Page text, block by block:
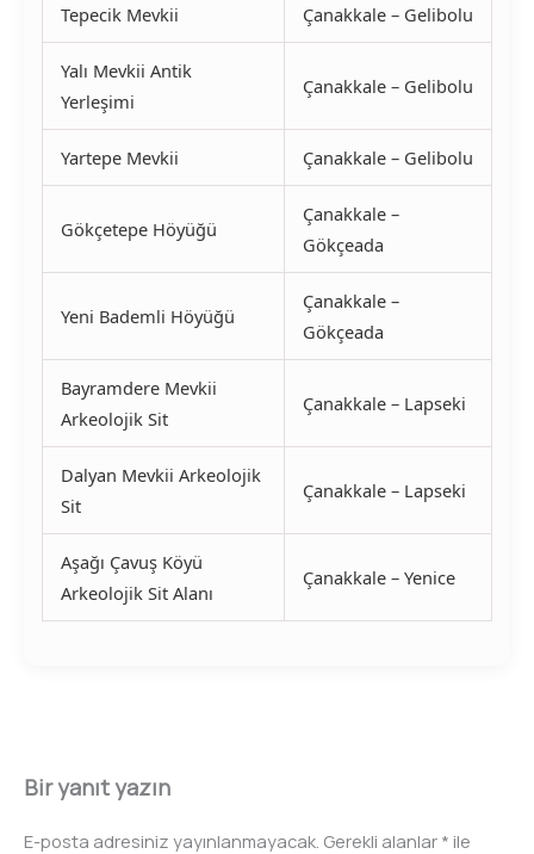
Tepecik Mevkii Çanakkale – Gelibolu
Yalı Mevkii Antik
Yerleşimi
Çanakkale – Gelibolu
Yartepe Mevkii Çanakkale – Gelibolu
Gökçetepe Höyüğü
Çanakkale –
Gökçeada
Yeni Bademli Höyüğü
Çanakkale –
Gökçeada
Bayramdere Mevkii
Arkeolojik Sit
Çanakkale – Lapseki
Dalyan Mevkii Arkeolojik
Sit
Çanakkale – Lapseki
Aşağı Çavuş Köyü
Arkeolojik Sit Alanı
Çanakkale – Yenice
Bir yanıt yazın
E-posta adresiniz yayınlanmayacak. Gerekli alanlar * ile